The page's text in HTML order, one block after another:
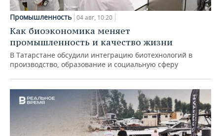
Промышленность 04 авг, 10:20
Как биоэкономика меняет
промышленность и качество жизни
В Татарстане обсудили интеграцию биотехнологий в
производство, образование и социальную сферу